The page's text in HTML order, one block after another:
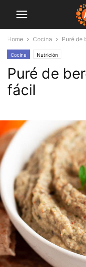
Home Cocina Puré de
Cocina Nutrición
Puré de
fácil